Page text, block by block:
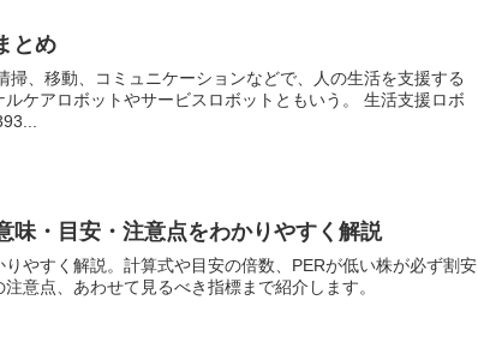
とめ
ロボットやサービスロボットともいう。 生活支援ロボ
味・目安・注意点をわかりやすく解説
やすく解説。計算式や目安の倍数、PERが低い株が必ず割安
意点、あわせて見るべき指標まで紹介します。